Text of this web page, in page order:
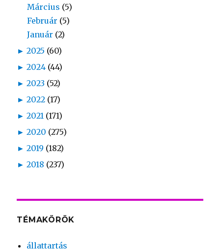
Március (5)
Február (5)
Január (2)
► 2025 (60)
► 2024 (44)
► 2023 (52)
► 2022 (17)
► 2021 (171)
► 2020 (275)
► 2019 (182)
► 2018 (237)
TÉMAKÖRÖK
állattartás